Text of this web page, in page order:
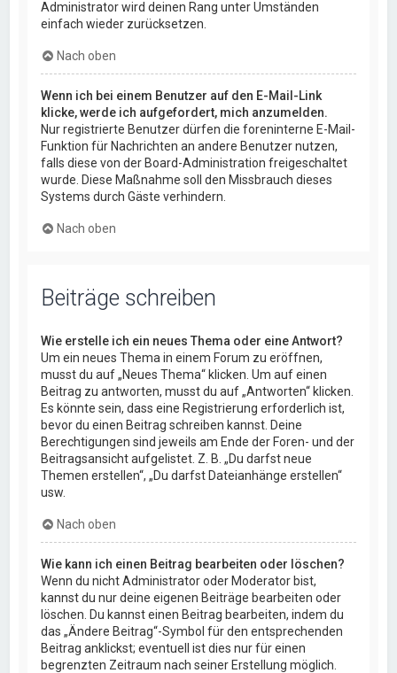
Administrator wird deinen Rang unter Umständen
einfach wieder zurücksetzen.
Nach oben
Wenn ich bei einem Benutzer auf den E-Mail-Link
klicke, werde ich aufgefordert, mich anzumelden.
Nur registrierte Benutzer dürfen die foreninterne E-Mail-
Funktion für Nachrichten an andere Benutzer nutzen,
falls diese von der Board-Administration freigeschaltet
wurde. Diese Maßnahme soll den Missbrauch dieses
Systems durch Gäste verhindern.
Nach oben
Beiträge schreiben
Wie erstelle ich ein neues Thema oder eine Antwort?
Um ein neues Thema in einem Forum zu eröffnen,
musst du auf „Neues Thema“ klicken. Um auf einen
Beitrag zu antworten, musst du auf „Antworten“ klicken.
Es könnte sein, dass eine Registrierung erforderlich ist,
bevor du einen Beitrag schreiben kannst. Deine
Berechtigungen sind jeweils am Ende der Foren- und der
Beitragsansicht aufgelistet. Z. B. „Du darfst neue
Themen erstellen“, „Du darfst Dateianhänge erstellen“
usw.
Nach oben
Wie kann ich einen Beitrag bearbeiten oder löschen?
Wenn du nicht Administrator oder Moderator bist,
kannst du nur deine eigenen Beiträge bearbeiten oder
löschen. Du kannst einen Beitrag bearbeiten, indem du
das „Ändere Beitrag“-Symbol für den entsprechenden
Beitrag anklickst; eventuell ist dies nur für einen
begrenzten Zeitraum nach seiner Erstellung möglich.